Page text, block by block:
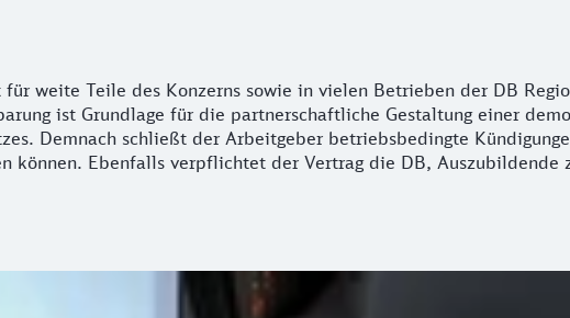
weite Teile des Konzerns sowie in vielen Betrieben der DB
ist Grundlage für die partnerschaftliche Gestaltung einer
Demnach schließt der Arbeitgeber betriebsbedingte
können. Ebenfalls verpflichtet der Vertrag die DB, Auszubildende